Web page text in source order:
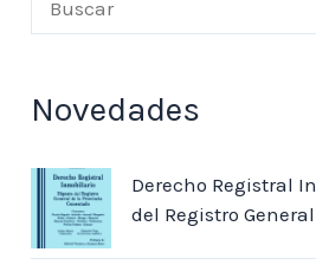
extraordinaria
II. Momento analítico 103
especial 103
2. Escrito de demanda y su
3. Las pruebas 107
Novedades
Derecho Registral
del Registro